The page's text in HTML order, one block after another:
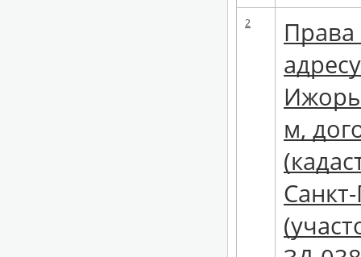
2
Права
м,